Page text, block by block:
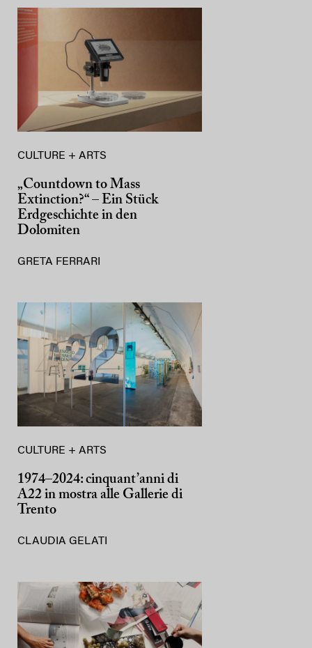
CULTURE + ARTS
„Countdown to Mass
Extinction?“ – Ein Stück
Erdgeschichte in den
Dolomiten
GRETA FERRARI
CULTURE + ARTS
1974–2024: cinquant’anni di
A22 in mostra alle Gallerie di
Trento
CLAUDIA GELATI